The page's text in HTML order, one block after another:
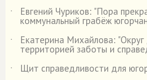
˙ Евгений Чуриков: "Пора
коммунальный грабёж
˙
Екатерина Михайлова:
территорией заботы и
˙
Щит справедливости для